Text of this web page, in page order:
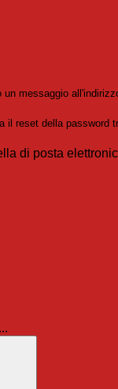
un messaggio
il reset della password
di posta